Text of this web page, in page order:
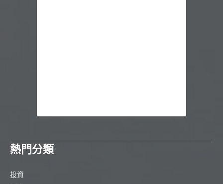
熱門分類
投資